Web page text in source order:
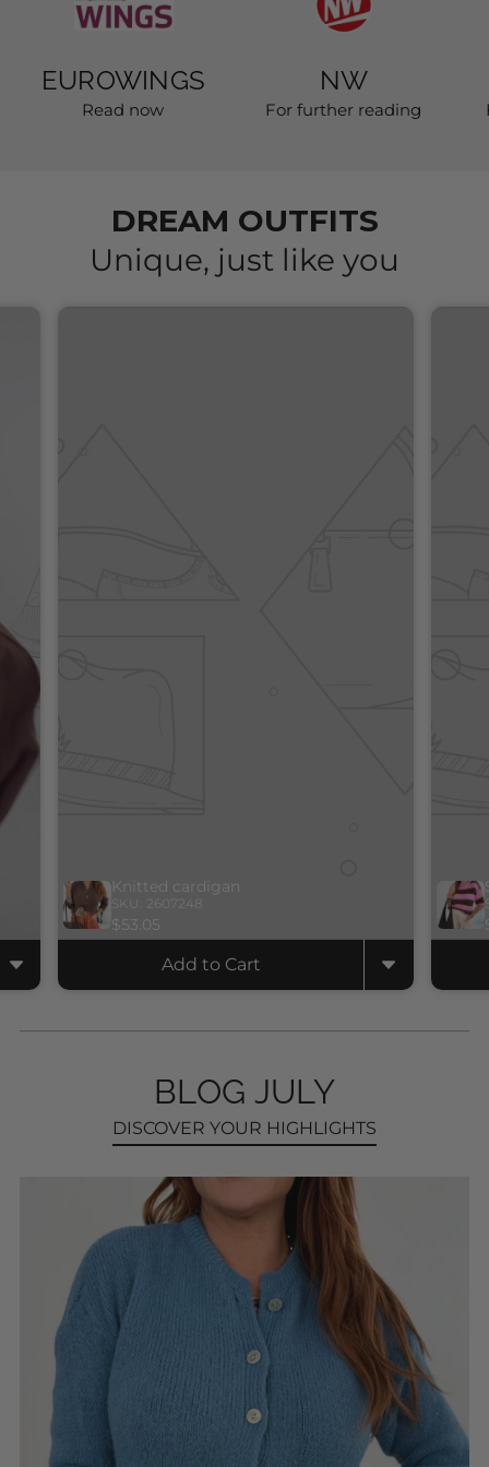
EUROWINGS
Read now
NW
For further reading
DREAM OUTFITS
Unique, just like you
Knitted cardigan
SKU: 2607248
$53.05
Add to Cart
BLOG JULY
DISCOVER YOUR HIGHLIGHTS